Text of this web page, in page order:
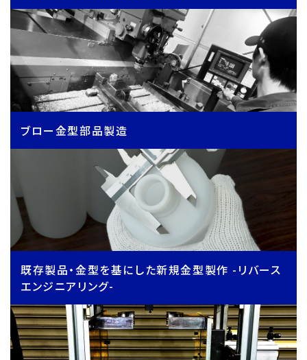
ブロー金型部品製造
既存製品・金型を基にした新規金型製作 -リバース
エンジニアリング-